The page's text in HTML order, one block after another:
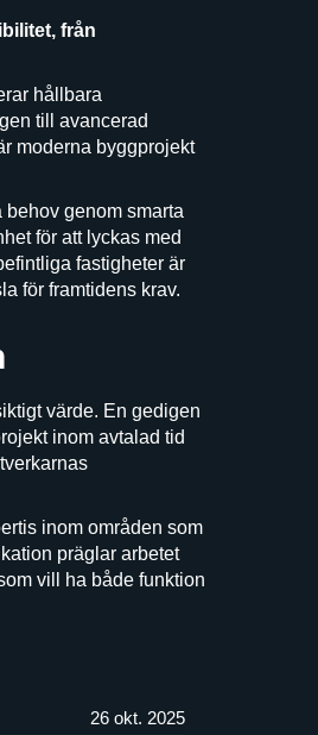
från
hållbara
till avancerad
moderna byggprojekt
genom smarta
för att lyckas med
fastigheter är
för framtidens krav.
värde. En gedigen
inom avtalad tid
inom områden som
präglar arbetet
vill ha både funktion
26 okt. 2025